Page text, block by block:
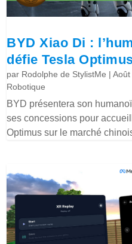
BYD Xiao Di :
défie Tesla
par Rodolphe de StylistMe |
Robotique
BYD présentera son
ses concessions pour
Optimus sur le marché